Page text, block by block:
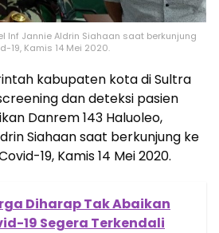
Inf Jannie Aldrin Siahaan saat berkunjung
19, Kamis 14 Mei 2020.
kabupaten kota di Sultra
dan deteksi pasien
Danrem 143 Haluoleo,
Siahaan saat berkunjung ke
19, Kamis 14 Mei 2020.
Diharap Tak Abaikan
19 Segera Terkendali